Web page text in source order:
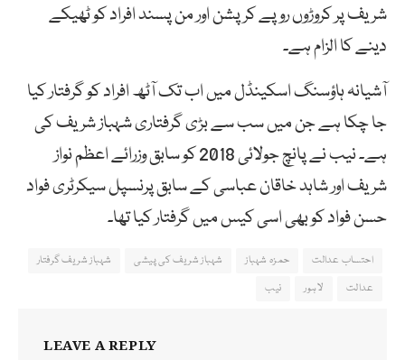
شریف پر کروڑوں روپے کرپشن اور من پسند افراد کو ٹھیکے
دینے کا الزام ہے۔
آشیانہ ہاؤسنگ اسکینڈل میں اب تک آٹھ افراد کو گرفتار کیا
جا چکا ہے جن میں سب سے بڑی گرفتاری شہباز شریف کی
ہے۔ نیب نے پانچ جولائی 2018 کو سابق وزرائے اعظم نواز
شریف اور شاہد خاقان عباسی کے سابق پرنسپل سیکرٹری فواد
حسن فواد کو بھی اسی کیس میں گرفتار کیا تھا۔
احتساب عدالت حمزہ شہباز شہباز شریف کی پیشی
شہباز شریف گرفتار
عدالت
لاہور نیب
LEAVE A REPLY